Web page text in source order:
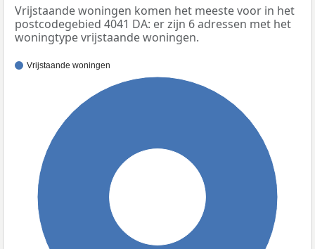
Vrijstaande woningen komen het meeste voor in het
postcodegebied 4041 DA: er zijn 6 adressen met het
woningtype vrijstaande woningen.
Vrijstaande woningen